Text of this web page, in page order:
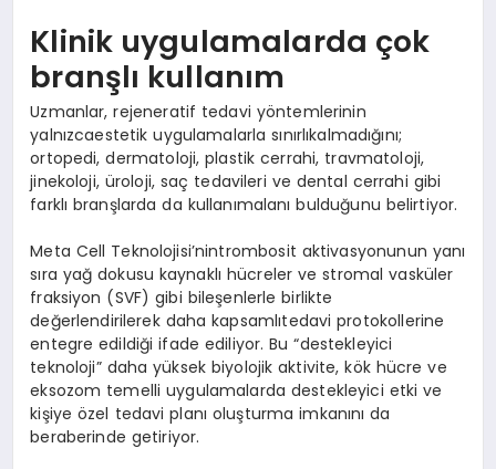
Klinik uygulamalarda çok
branşlı kullanım
Uzmanlar, rejeneratif tedavi yöntemlerinin
yalnızcaestetik uygulamalarla sınırlıkalmadığını;
ortopedi, dermatoloji, plastik cerrahi, travmatoloji,
jinekoloji, üroloji, saç tedavileri ve dental cerrahi gibi
farklı branşlarda da kullanımalanı bulduğunu belirtiyor.
Meta Cell Teknolojisi’nintrombosit aktivasyonunun yanı
sıra yağ dokusu kaynaklı hücreler ve stromal vasküler
fraksiyon (SVF) gibi bileşenlerle birlikte
değerlendirilerek daha kapsamlıtedavi protokollerine
entegre edildiği ifade ediliyor. Bu “destekleyici
teknoloji” daha yüksek biyolojik aktivite, kök hücre ve
eksozom temelli uygulamalarda destekleyici etki ve
kişiye özel tedavi planı oluşturma imkanını da
beraberinde getiriyor.